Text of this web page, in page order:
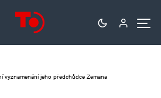
vyznamenání jeho předchůdce Zemana